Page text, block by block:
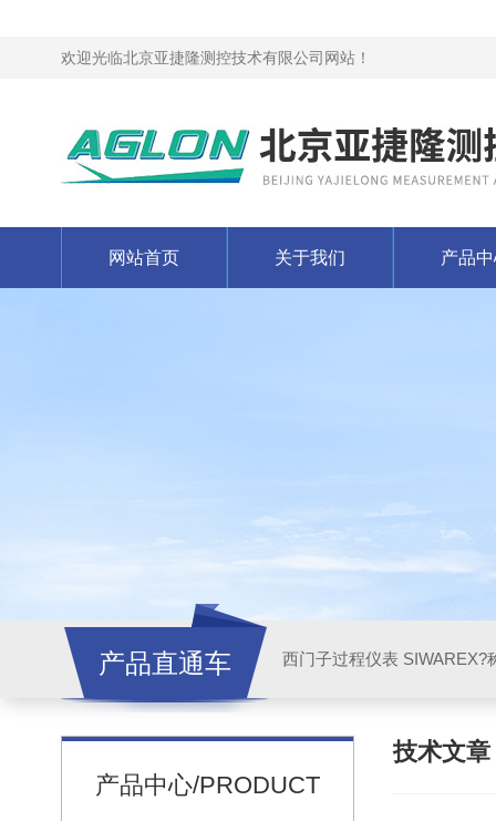
欢迎光临北京亚捷隆测控技术有限公司网站！
网站首页 关于我们 产品
产品直通车 西门子过程仪表 SIWAREX?
产品中心/PRODUCT
技术文章